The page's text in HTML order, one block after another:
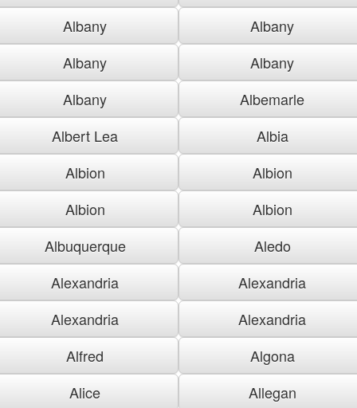
Albany
Albany
Albany
Albany
Albany
Albemarle
Albert Lea
Albia
Albion
Albion
Albion
Albion
Albuquerque
Aledo
Alexandria
Alexandria
Alexandria
Alexandria
Alfred
Algona
Alice
Allegan